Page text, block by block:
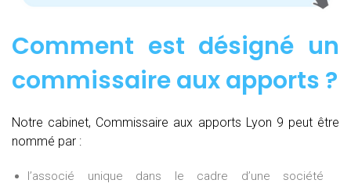
Comment est désigné un
commissaire aux apports ?
Notre cabinet, Commissaire aux apports Lyon 9 peut être
nommé par :
l’associé unique dans le cadre d’une société